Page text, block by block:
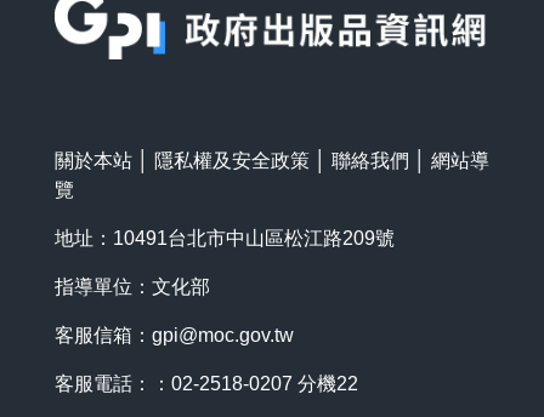
關於本站 隱私權及安全政策 聯絡我們
網站導
覽
地址：10491台北市中山區松江路209號
指導單位：文化部
客服信箱： gpi@moc.gov.tw
客服電話：：02-2518-0207 分機22